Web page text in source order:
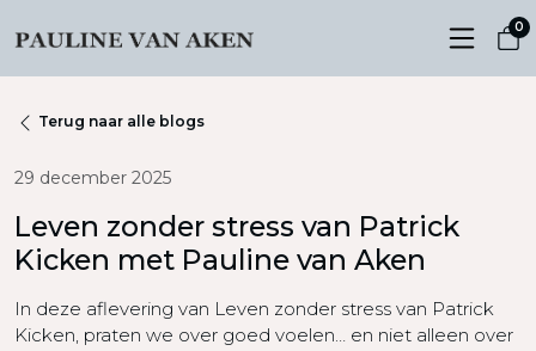
0
Terug naar alle blogs
29 december 2025
Leven zonder stress van Patrick
Kicken met Pauline van Aken
In deze aflevering van Leven zonder stress van Patrick
Kicken, praten we over goed voelen… en niet alleen over